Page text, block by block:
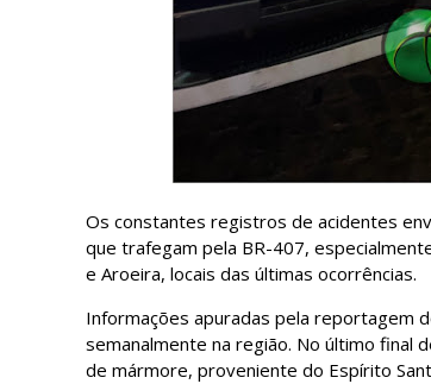
Os constantes registros de acidentes
que trafegam pela BR-407,
e Aroeira, locais das últimas ocorrências.
Informações apuradas pela reportagem
semanalmente na região. No último final
de mármore, proveniente do Espírito